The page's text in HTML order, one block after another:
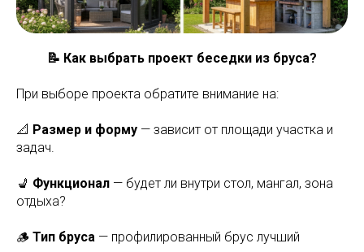
📝 Как выбрать проект беседки из бруса?
При выборе проекта обратите внимание на:
📐 Размер и форму — зависит от площади участка и
задач.
💺 Функционал — будет ли внутри стол, мангал, зона
отдыха?
🪵 Тип бруса — профилированный брус лучший